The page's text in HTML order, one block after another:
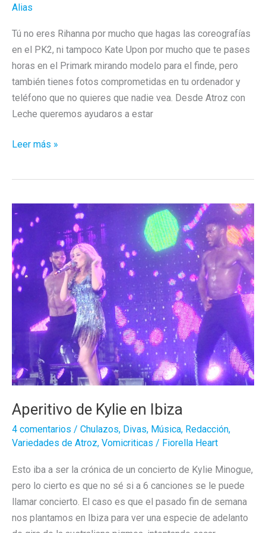
Alias
Tú no eres Rihanna por mucho que hagas las coreografías
en el PK2, ni tampoco Kate Upon por mucho que te pases
horas en el Primark mirando modelo para el finde, pero
también tienes fotos comprometidas en tu ordenador y
teléfono que no quieres que nadie vea. Desde Atroz con
Leche queremos ayudaros a estar
Diez
Internet
Leer más »
Aperitivo de Kylie en Ibiza
4 comentarios / Chulazos, Divas, Música, Redacción,
Variedades de Atroz, Vomicriticas / Fiorella Heart
Esto iba a ser la crónica de un concierto de Kylie Minogue,
pero lo cierto es que no sé si a 6 canciones se le puede
llamar concierto. El caso es que el pasado fin de semana
nos plantamos en Ibiza para ver una especie de adelanto